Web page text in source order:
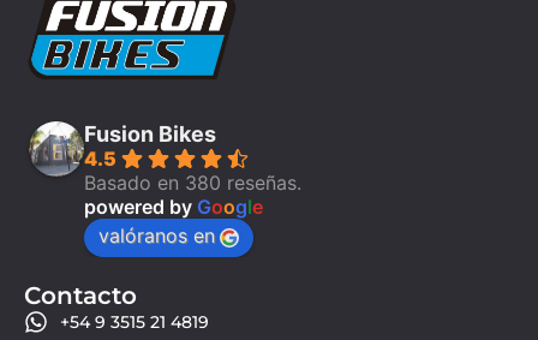
Fusion Bikes
4.5
Basado en 380 reseñas.
powered by Google
valóranos en
Contacto
+54 9 3515 21 4819